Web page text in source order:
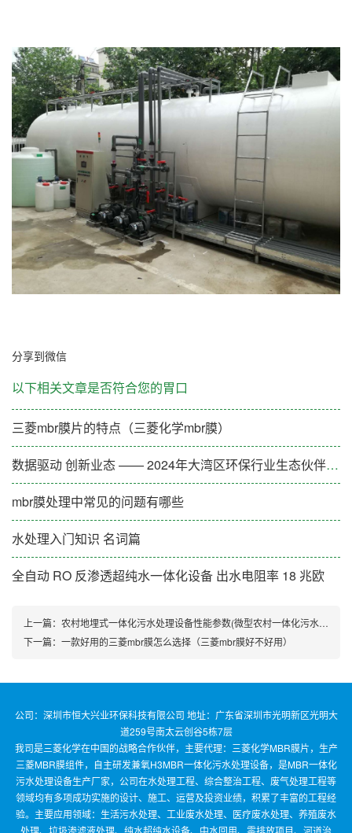
分享到微信
以下相关文章是否符合您的胃口
三菱mbr膜片的特点（三菱化学mbr膜）
数据驱动 创新业态 —— 2024年大湾区环保行业生态伙伴大会（第一期）成功举办
mbr膜处理中常见的问题有哪些
水处理入门知识 名词篇
全自动 RO 反渗透超纯水一体化设备 出水电阻率 18 兆欧
上一篇： 农村地埋式一体化污水处理设备性能参数(微型农村一体化污水处理设备)
下一篇： 一款好用的三菱mbr膜怎么选择（三菱mbr膜好不好用）
公司：深圳市恒大兴业环保科技有限公司 地址：广东省深圳市光明新区光明大
道259号南太云创谷5栋7层
我司是三菱化学在中国的战略合作伙伴，主要代理：三菱化学MBR膜片，生产
三菱MBR膜组件，自主研发兼氧H3MBR一体化污水处理设备，是MBR一体化
污水处理设备生产厂家，公司在水处理工程、综合整治工程、废气处理工程等
领域均有多项成功实施的设计、施工、运营及投资业绩，积累了丰富的工程经
验。主要应用领域：生活污水处理、工业废水处理、医疗废水处理、养殖废水
处理、垃圾渗滤液处理、纯水超纯水设备、中水回用、零排放项目、河道治